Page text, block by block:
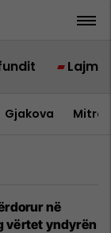
Lajme
Gjakova
në
vërtet yndyrën